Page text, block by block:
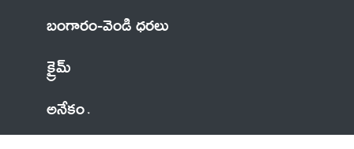
బంగారం-వెండి ధరలు
క్రైమ్
అనేకం